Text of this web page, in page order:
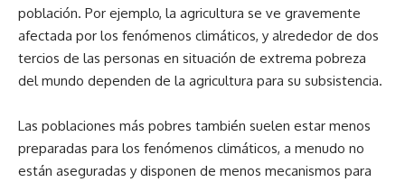
población. Por ejemplo, la agricultura se ve gravemente
afectada por los fenómenos climáticos, y alrededor de dos
tercios de las personas en situación de extrema pobreza
del mundo dependen de la agricultura para su subsistencia.
Las poblaciones más pobres también suelen estar menos
preparadas para los fenómenos climáticos, a menudo no
están aseguradas y disponen de menos mecanismos para